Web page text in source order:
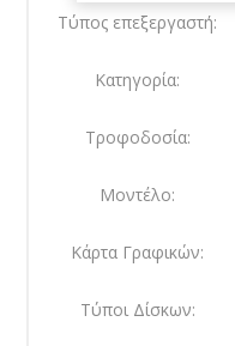
Τύπος επεξεργαστή:
Κατηγορία:
Τροφοδοσία:
Μοντέλο:
Κάρτα Γραφικών:
Τύποι Δίσκων: